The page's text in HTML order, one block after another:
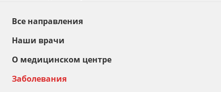
Все направления
Наши врачи
О медицинском центре
Заболевания